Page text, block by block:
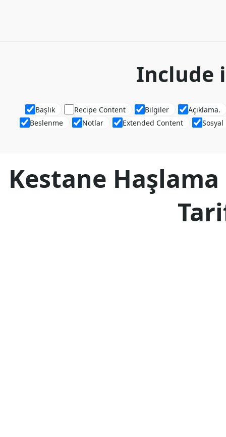
Include
Başlık Recipe Content Bilgiler
Açıklama.
Beslenme
Notlar Extended Content Sosyal
Kestane